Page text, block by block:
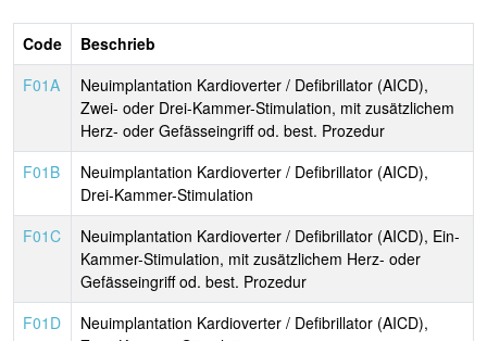
Code
Beschrieb
F01A
Neuimplantation Kardioverter / Defibrillator (AICD),
Zwei- oder Drei-Kammer-Stimulation, mit zusätzlichem
Herz- oder Gefässeingriff od. best. Prozedur
F01B
Neuimplantation Kardioverter / Defibrillator (AICD),
Drei-Kammer-Stimulation
F01C
Neuimplantation Kardioverter / Defibrillator (AICD), Ein-
Kammer-Stimulation, mit zusätzlichem Herz- oder
Gefässeingriff od. best. Prozedur
F01D
Neuimplantation Kardioverter / Defibrillator (AICD),